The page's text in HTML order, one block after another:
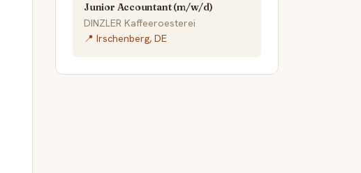
Junior Accountant (m/w/d)
DINZLER Kaffeeroesterei
📍 Irschenberg, DE